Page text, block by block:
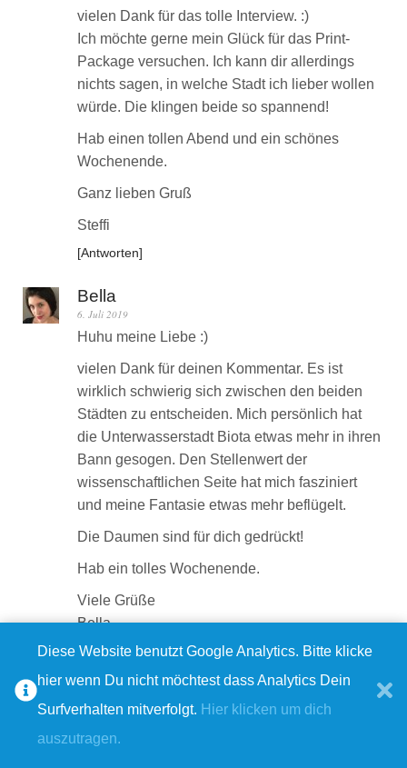
vielen Dank für das tolle Interview. :)
Ich möchte gerne mein Glück für das Print-
Package versuchen. Ich kann dir allerdings
nichts sagen, in welche Stadt ich lieber wollen
würde. Die klingen beide so spannend!
Hab einen tollen Abend und ein schönes
Wochenende.
Ganz lieben Gruß
Steffi
Antworten
Bella
6. Juli 2019
Huhu meine Liebe :)
vielen Dank für deinen Kommentar. Es ist
wirklich schwierig sich zwischen den beiden
Städten zu entscheiden. Mich persönlich hat
die Unterwasserstadt Biota etwas mehr in ihren
Bann gesogen. Den Stellenwert der
wissenschaftlichen Seite hat mich fasziniert
und meine Fantasie etwas mehr beflügelt.
Die Daumen sind für dich gedrückt!
Hab ein tolles Wochenende.
Viele Grüße
Bella
Antworten
28. Juli 2019
Liebe Bella.
Diese Website benutzt Google Analytics. Bitte klicke
hier wenn Du nicht möchtest dass Analytics Dein
Surfverhalten mitverfolgt. Hier klicken um dich
auszutragen.